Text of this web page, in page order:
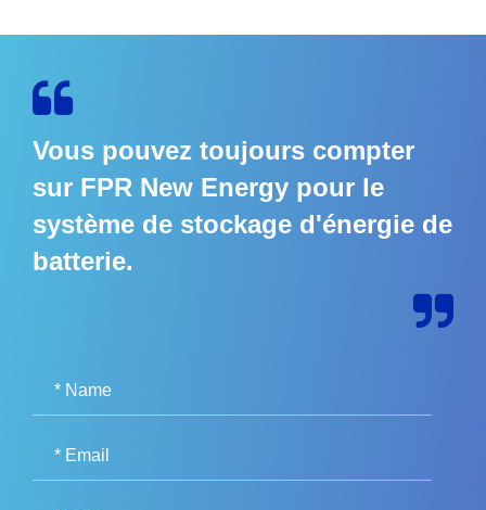
Vous pouvez toujours compter
sur FPR New Energy pour le
système de stockage d'énergie de
batterie.